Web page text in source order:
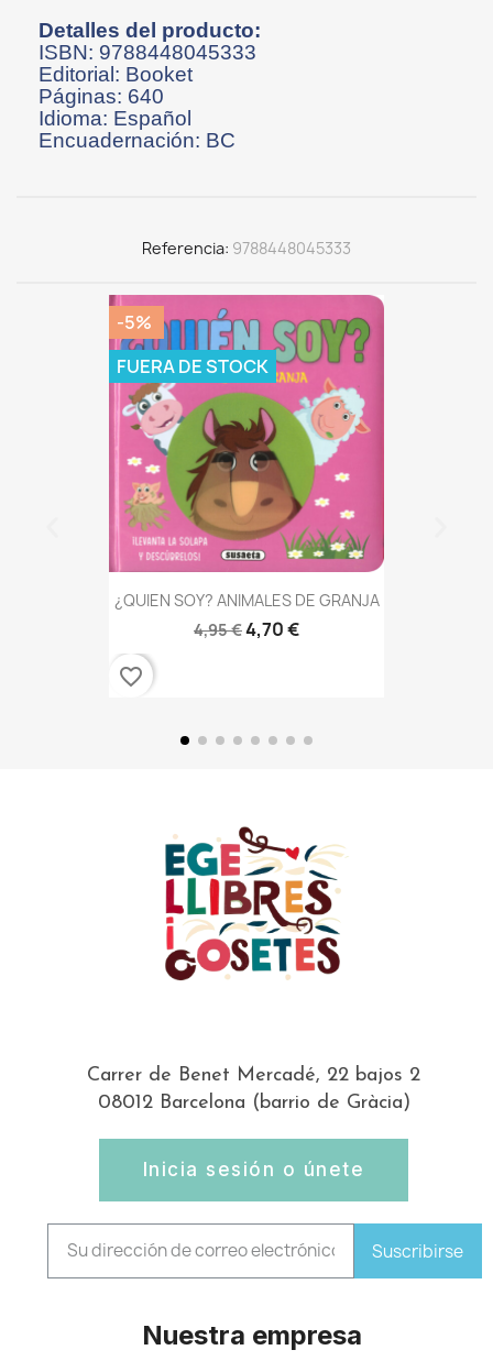
Detalles del producto:
ISBN: 9788448045333
Editorial: Booket
Páginas: 640
Idioma: Español
Encuadernación: BC
Referencia 9788448045333
¿QUIEN SOY? ANIMALES DE GRANJA
4,95 €4,70 €
-5%
FUERA DE STOCK
favorite_border
Carrer de Benet Mercadé, 22 bajos 2
08012 Barcelona (barrio de Gràcia)
Inicia sesión o únete
Suscribirse
Nuestra empresa